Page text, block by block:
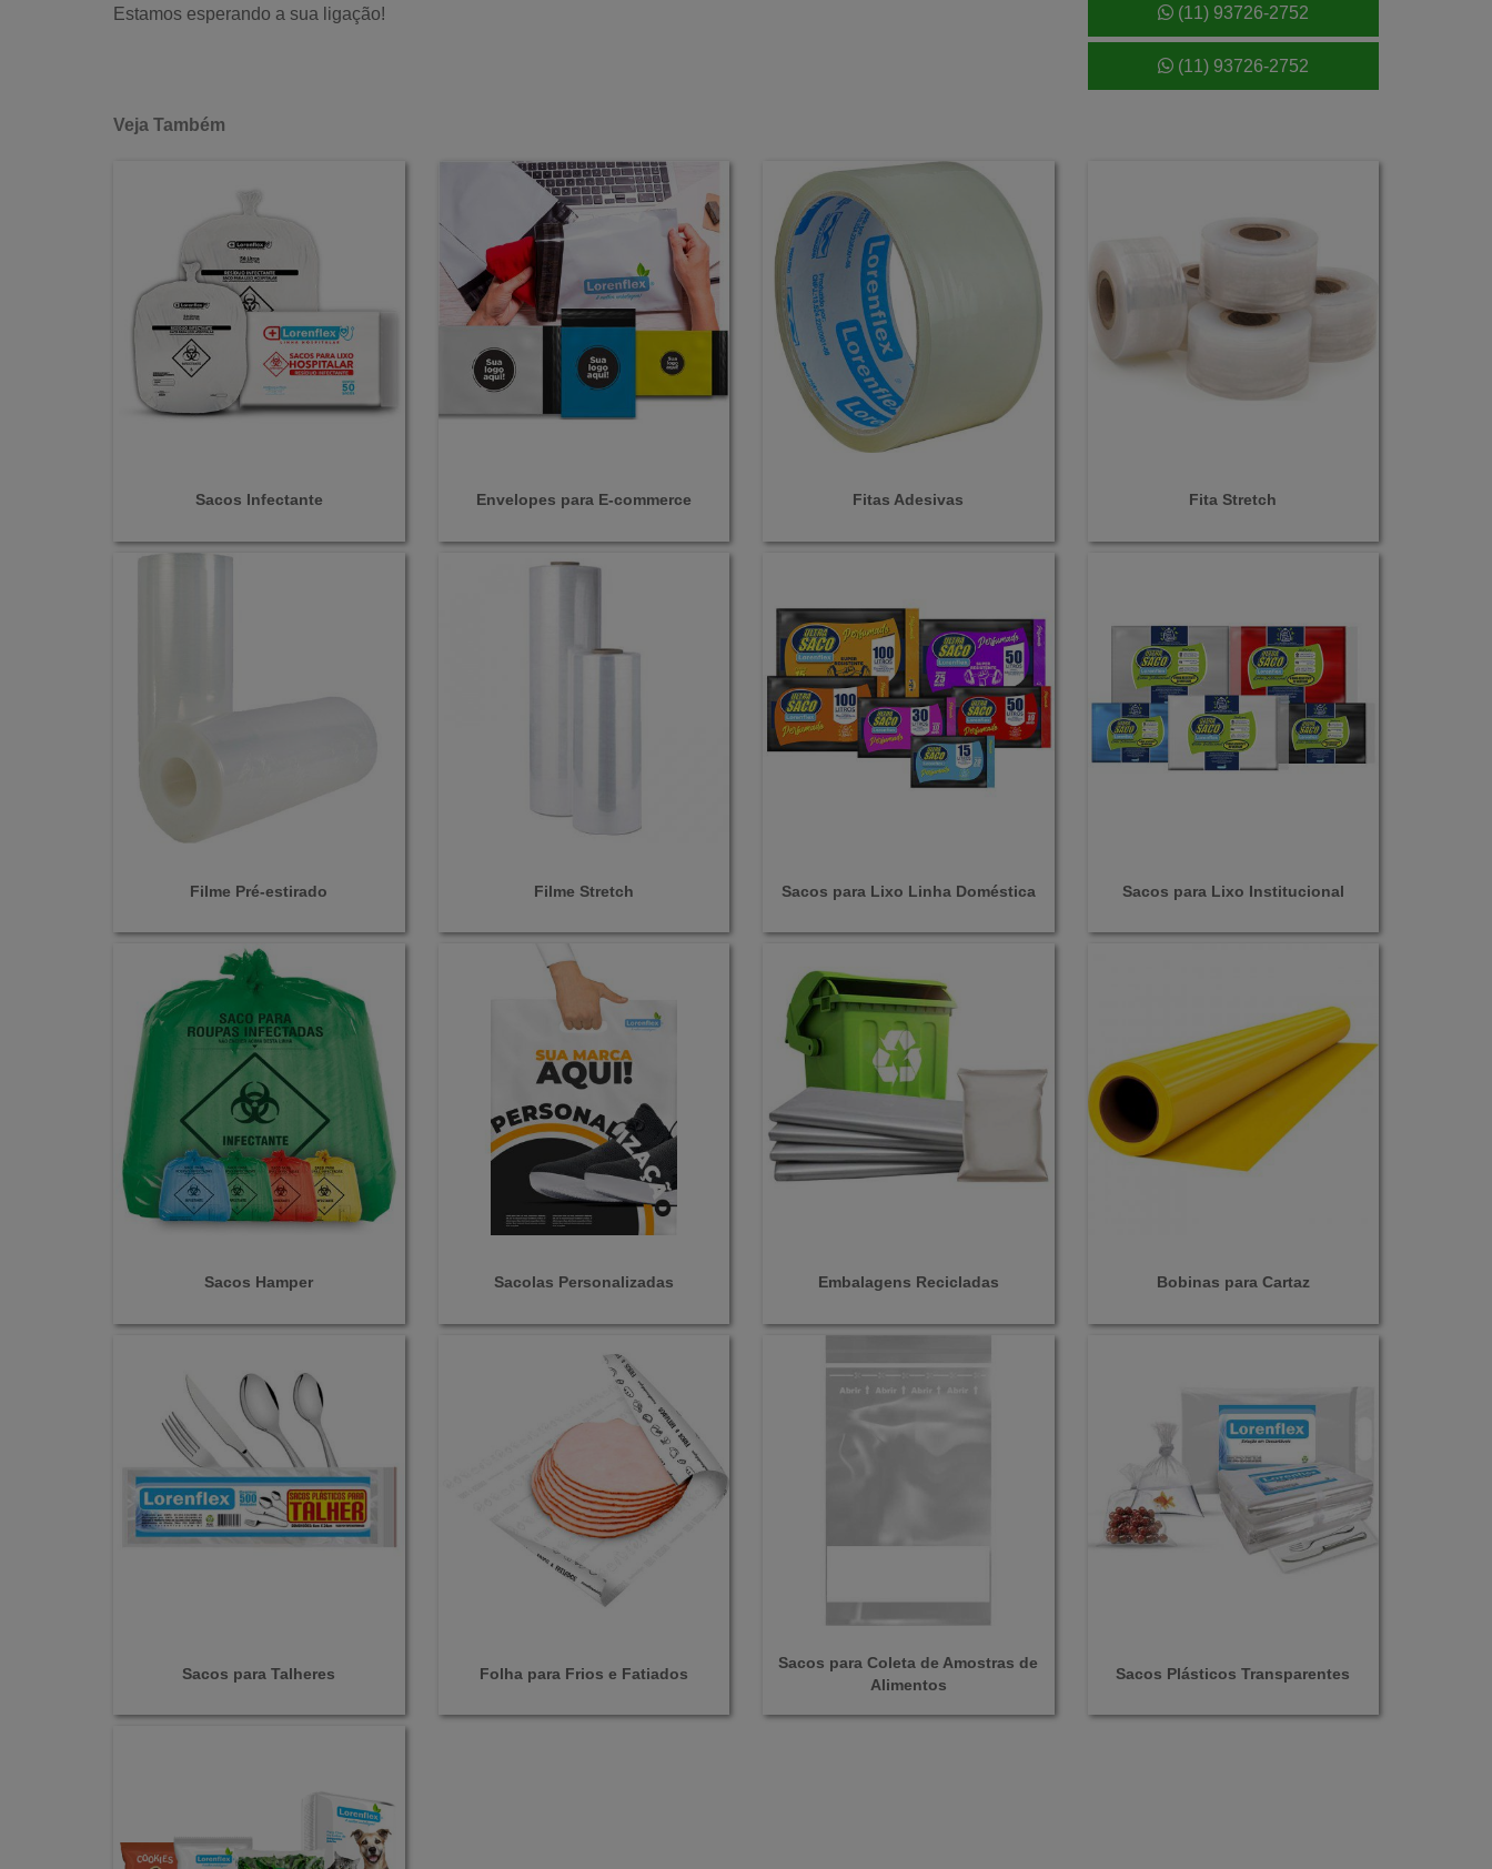
Estamos esperando a sua ligação! (11) 93726-2752
(11) 93726-2752
Veja Também
Sacos Infectante Envelopes para E-commerce Fitas Adesivas Fita Stretch
Filme Pré-estirado Filme Stretch Sacos para Lixo Linha Doméstica Sacos para Lixo Institucional
Sacos Hamper Sacolas Personalizadas Embalagens Recicladas Bobinas para Cartaz
Sacos para Talheres Folha para Frios e Fatiados
Sacos para Coleta de Amostras de
Alimentos
Sacos Plásticos Transparentes